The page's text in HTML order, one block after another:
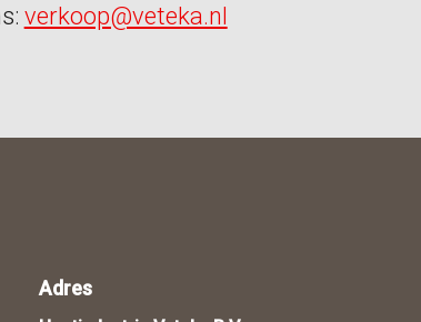
verkoop@veteka.nl
Adres